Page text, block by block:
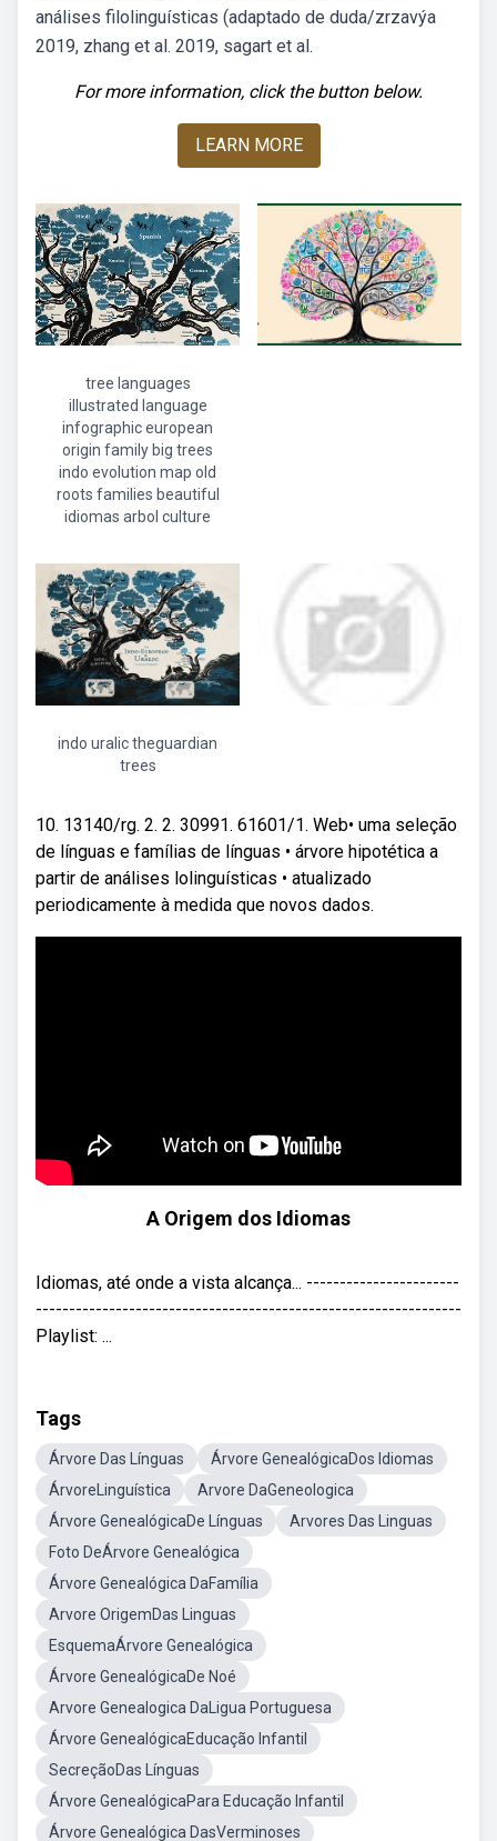
análises filolinguísticas (adaptado de duda/zrzavýa
2019, zhang et al. 2019, sagart et al.
For more information, click the button below.
LEARN MORE
tree languages
illustrated language
infographic european
origin family big trees
indo evolution map old
roots families beautiful
idiomas arbol culture
indo uralic theguardian
trees
10. 13140/rg. 2. 2. 30991. 61601/1. Web• uma seleção
de línguas e famílias de línguas • árvore hipotética a
partir de análises lolinguísticas • atualizado
periodicamente à medida que novos dados.
A Origem dos Idiomas
Idiomas, até onde a vista alcança... -----------------------
----------------------------------------------------------------
Playlist: ...
Tags
Árvore Das Línguas
Árvore GenealógicaDos Idiomas
ÁrvoreLinguística
Arvore DaGeneologica
Árvore GenealógicaDe Línguas
Arvores Das Linguas
Foto DeÁrvore Genealógica
Árvore Genealógica DaFamília
Arvore OrigemDas Linguas
EsquemaÁrvore Genealógica
Árvore GenealógicaDe Noé
Arvore Genealogica DaLigua Portuguesa
Árvore GenealógicaEducação Infantil
SecreçãoDas Línguas
Árvore GenealógicaPara Educação Infantil
Árvore Genealógica DasVerminoses